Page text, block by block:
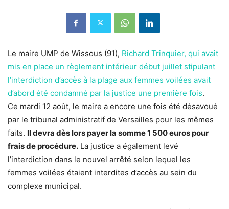
Le maire UMP de Wissous (91), Richard Trinquier, qui avait
mis en place un règlement intérieur début juillet stipulant
l’interdiction d’accès à la plage aux femmes voilées avait
d’abord été condamné par la justice une première fois.
Ce mardi 12 août, le maire a encore une fois été désavoué
par le tribunal administratif de Versailles pour les mêmes
faits. Il devra dès lors payer la somme 1 500 euros pour
frais de procédure. La justice a également levé
l’interdiction dans le nouvel arrêté selon lequel les
femmes voilées étaient interdites d’accès au sein du
complexe municipal.